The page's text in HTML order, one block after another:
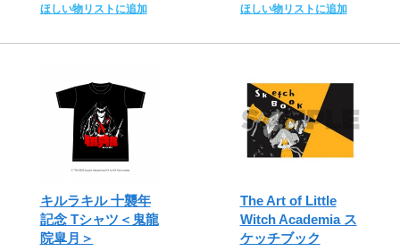
ほしい物リストに追加 ほしい物リストに追加
キルラキル 十襲年
記念 Tシャツ＜鬼龍
院皐月＞
The Art of Little
Witch Academia ス
ケッチブック